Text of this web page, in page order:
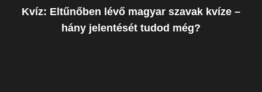
Kvíz: Eltűnőben lévő magyar szavak kvíze –
hány jelentését tudod még?